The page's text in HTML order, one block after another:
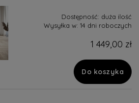
Dostępność: duża ilość
Wysyłka w: 14 dni roboczych
1 449,00 zł
Do koszyka